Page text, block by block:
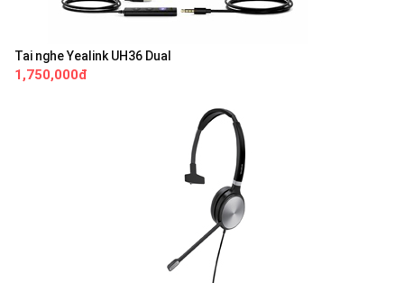
Tai nghe Yealink UH36 Dual
1,750,000đ